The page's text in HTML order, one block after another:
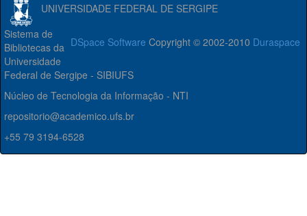
UNIVERSIDADE FEDERAL DE SERGIPE
DSpace Software Copyright © 2002-2010 Duraspace
Sistema de
Bibliotecas da
Universidade
Federal de Sergipe - SIBIUFS
Núcleo de Tecnologia da Informação - NTI
repositorio@academico.ufs.br
+55 79 3194-6528